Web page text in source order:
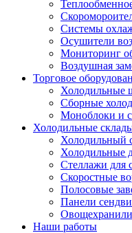
Системы
Осушители
Мониторинг
Воздушная
Торговое
Холодильные
Сборные
Моноблоки и
Холодильные
Холодильный
Холодильные
Стеллажи для
Скоростные
Полосовые
Панели
Наши работы